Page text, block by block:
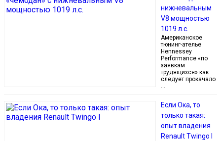
нижневальным
V8 мощностью
1019 л.с.
Американское
тюнинг-ателье
Hennessey
Performance «по
заявкам
трудящихся» как
следует прокачало
…
Если Ока, то
только такая:
опыт владения
Renault Twingo I